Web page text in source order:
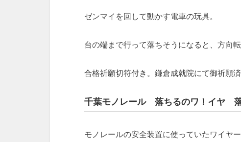
ゼンマイを回して動かす電車の玩具。
台の端まで行って落ちそうになると、方向
合格祈願切符付き。鎌倉成就院にて御祈願済
千葉モノレール 落ちるのワ！イヤ
モノレールの安全装置に使っていたワイヤ